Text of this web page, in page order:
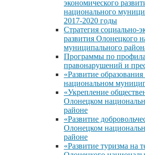
экономического
национального
2017-2020 годы
Стратегия социально-
развития Олонецкого
муниципального
Программы по
правонарушений и
«Развитие
национальном
«Укрепление
Олонецком
районе
«Развитие
Олонецком
районе
«Развитие туризма на